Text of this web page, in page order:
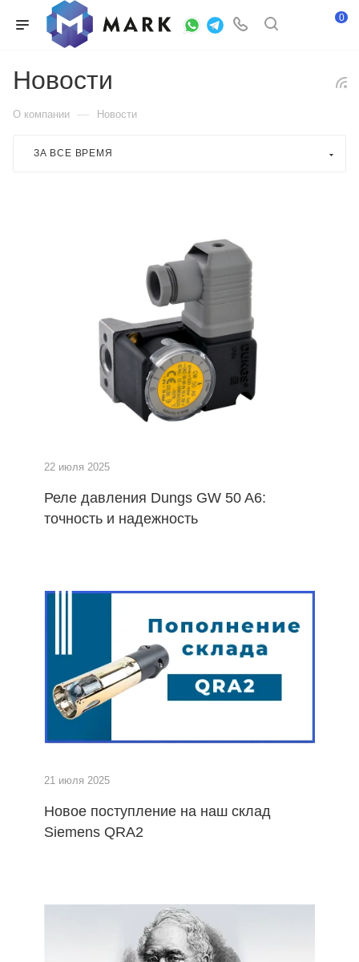
0
Новости
О компании — Новости
ЗА ВСЕ ВРЕМЯ
22 июля 2025
Реле давления Dungs GW 50 A6:
точность и надежность
21 июля 2025
Новое поступление на наш склад
Siemens QRA2